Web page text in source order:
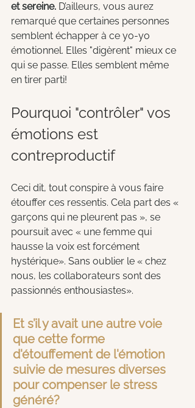
et sereine. D’ailleurs, vous aurez
remarqué que certaines personnes
semblent échapper à ce yo-yo
émotionnel. Elles "digèrent" mieux ce
qui se passe. Elles semblent même
en tirer parti!
Pourquoi "contrôler" vos
émotions est
contreproductif
Ceci dit, tout conspire à vous faire
étouffer ces ressentis. Cela part des «
garçons qui ne pleurent pas », se
poursuit avec « une femme qui
hausse la voix est forcément
hystérique». Sans oublier le « chez
nous, les collaborateurs sont des
passionnés enthousiastes».
Et s’il y avait une autre voie
que cette forme
d'étouffement de l'émotion
suivie de mesures diverses
pour compenser le stress
généré?